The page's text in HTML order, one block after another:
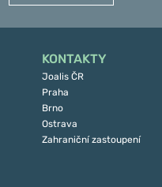
KONTAKTY
Joalis ČR
Praha
Brno
Ostrava
Zahraniční zastoupení